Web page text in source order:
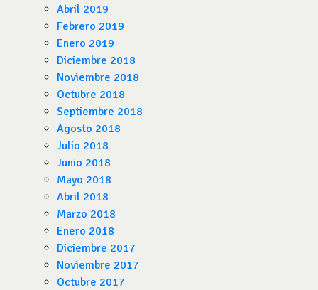
Abril 2019
Febrero 2019
Enero 2019
Diciembre 2018
Noviembre 2018
Octubre 2018
Septiembre 2018
Agosto 2018
Julio 2018
Junio 2018
Mayo 2018
Abril 2018
Marzo 2018
Enero 2018
Diciembre 2017
Noviembre 2017
Octubre 2017